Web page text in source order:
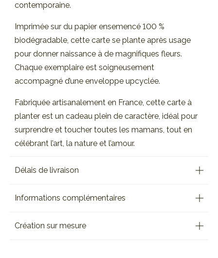
contemporaine.
Imprimée sur du papier ensemencé 100 %
biodégradable, cette carte se plante après usage
pour donner naissance à de magnifiques fleurs.
Chaque exemplaire est soigneusement
accompagné d’une enveloppe upcyclée.
Fabriquée artisanalement en France, cette carte à
planter est un cadeau plein de caractère, idéal pour
surprendre et toucher toutes les mamans, tout en
célébrant l’art, la nature et l’amour.
Délais de livraison
Informations complémentaires
Création sur mesure